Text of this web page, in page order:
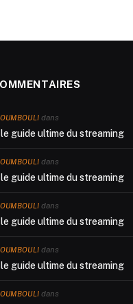
dans
guide ultime du streaming
dans
guide ultime du streaming
dans
guide ultime du streaming
dans
guide ultime du streaming
dans